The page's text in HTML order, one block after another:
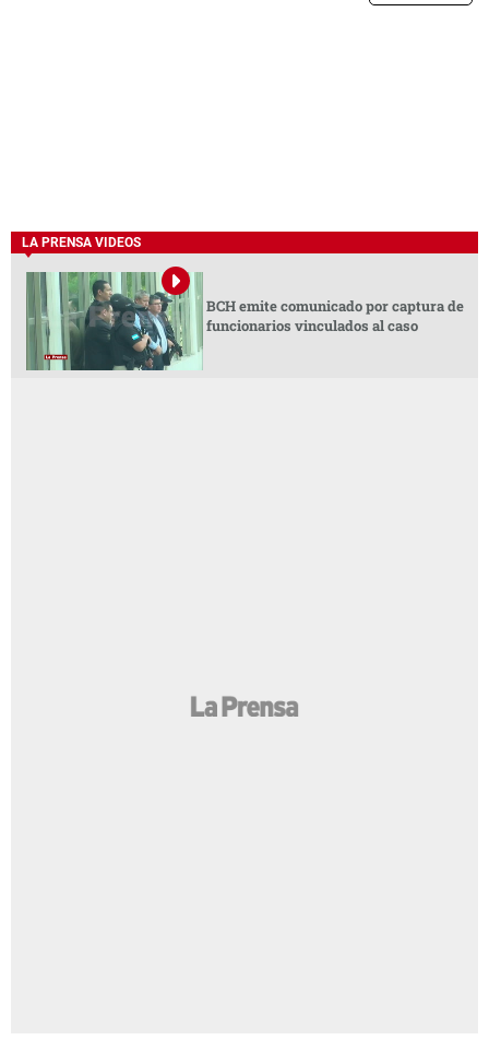
LA PRENSA VIDEOS
BCH emite comunicado por captura de
funcionarios vinculados al caso